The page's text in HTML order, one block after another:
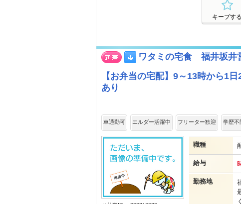
キープする
ワタミの宅食 福井坂井
【お弁当の宅配】9～13時から1
あり
車通勤可 エルダー活躍中 フリーター歓迎 学歴不
職種
給与
勤務地